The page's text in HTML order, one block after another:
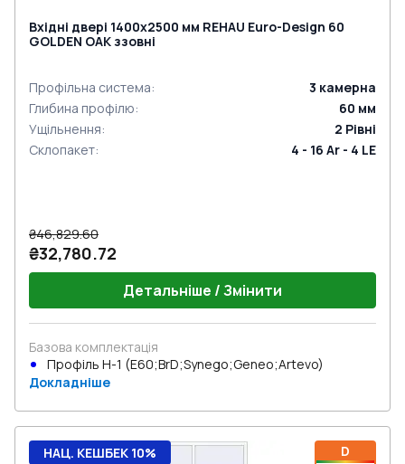
Вхідні двері 1400x2500 мм REHAU Euro-Design 60
GOLDEN OAK ззовні
Профільна система: 3 камерна
Глибина профілю: 60 мм
Ущільнення: 2 Рівні
Склопакет: 4 - 16 Ar - 4 LE
₴46,829.60
₴32,780.72
Детальніше / Змінити
Базова комплектація
Профіль Н-1 (E60;BrD;Synego;Geneo;Artevo)
Докладніше
D
НАЦ. КЕШБЕК 10%